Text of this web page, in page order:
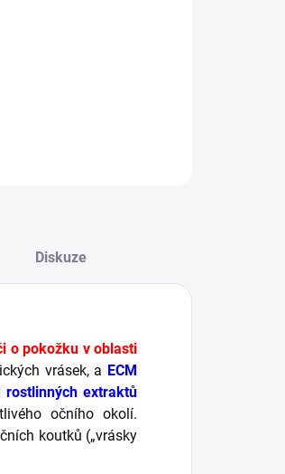
Diskuze
o pokožku v oblasti
vrásek, a ECM
rostlinných extraktů
očního okolí.
koutků („vrásky